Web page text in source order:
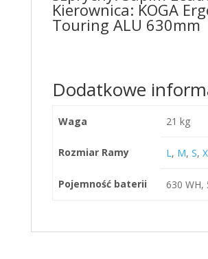
Kierownica: KOGA
Touring ALU 630mm
Dodatkowe
Waga 21 kg
Rozmiar Ramy L, M, S,
Pojemność baterii 630 WH,